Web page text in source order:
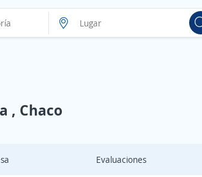
, Chaco
Evaluaciones